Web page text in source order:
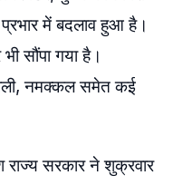
में बदलाव हुआ है।
सौंपा गया है।
नमक्कल समेत कई
सरकार ने शुक्रवार